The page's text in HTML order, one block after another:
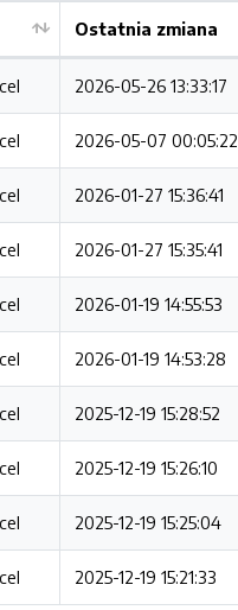
Ostatnia zmiana
2026-05-26 13:33:17
2026-05-07 00:05:22
2026-01-27 15:36:41
2026-01-27 15:35:41
2026-01-19 14:55:53
2026-01-19 14:53:28
2025-12-19 15:28:52
2025-12-19 15:26:10
2025-12-19 15:25:04
2025-12-19 15:21:33